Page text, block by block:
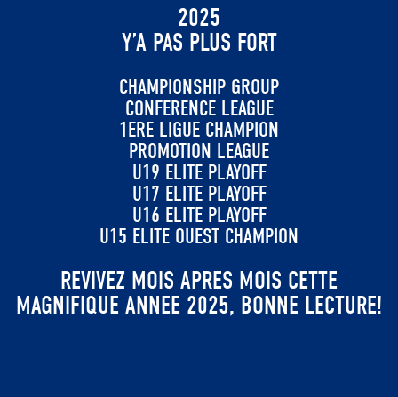
2025
Y’A PAS PLUS FORT
CHAMPIONSHIP GROUP
CONFERENCE LEAGUE
1ERE LIGUE CHAMPION
PROMOTION LEAGUE
U19 ELITE PLAYOFF
U17 ELITE PLAYOFF
U16 ELITE PLAYOFF
U15 ELITE OUEST CHAMPION
REVIVEZ MOIS APRES MOIS CETTE
MAGNIFIQUE ANNEE 2025, BONNE LECTURE!